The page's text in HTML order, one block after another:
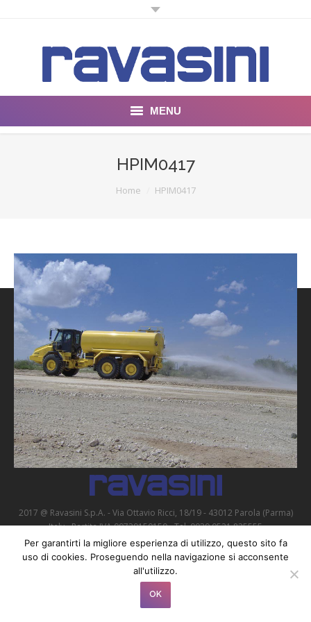
MENU
FOG FOR DUST
Bildgalerie
Kontakt
HPIM0417
Home HPIM0417
2017 @ Ravasini S.p.A. - Via Ottavio Ricci, 18/19 - 43012 Parola (Parma)
Italy - Partita IVA 09739150150 - Tel. 0039 0521 825555
Privacy Policy|Cookie Policy
Per garantirti la migliore esperienza di utilizzo, questo sito fa
uso di cookies. Proseguendo nella navigazione si acconsente
all'utilizzo.
OK